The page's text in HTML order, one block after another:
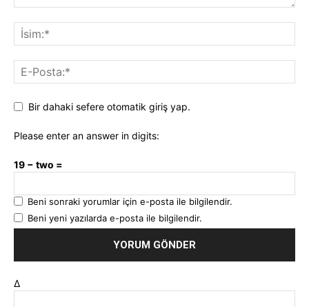
Bir dahaki sefere otomatik giriş yap.
Please enter an answer in digits:
19 − two =
Beni sonraki yorumlar için e-posta ile bilgilendir.
Beni yeni yazılarda e-posta ile bilgilendir.
Δ